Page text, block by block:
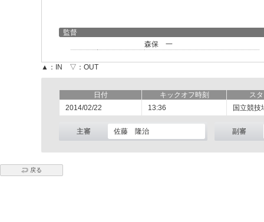
監督
森保 一
▲：IN ▽：OUT
日付 キックオフ時刻
ス
2014/02/22
13:36 国立競技
主審 佐藤 隆治 副審
戻る